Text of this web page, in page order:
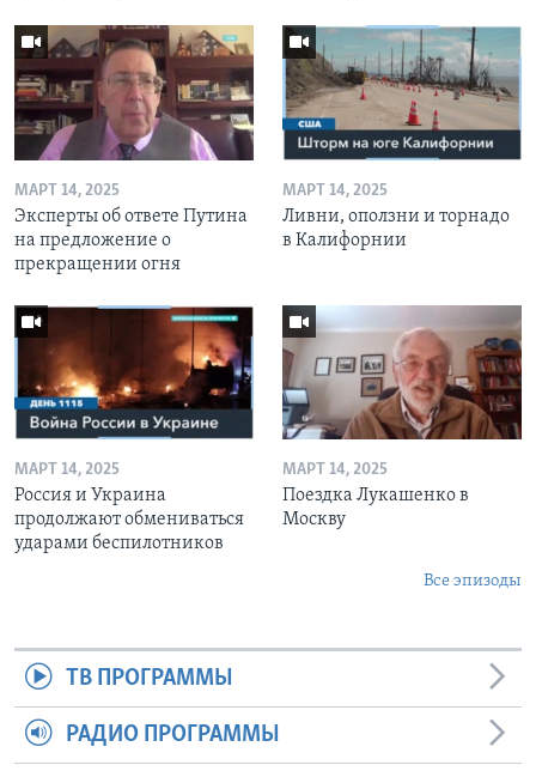
МАРТ 14, 2025
Эксперты об ответе Путина
на предложение о
прекращении огня
МАРТ 14, 2025
Ливни, оползни и торнадо
в Калифорнии
МАРТ 14, 2025
Россия и Украина
продолжают обмениваться
ударами беспилотников
МАРТ 14, 2025
Поездка Лукашенко в
Москву
Все эпизоды
ТВ ПРОГРАММЫ
РАДИО ПРОГРАММЫ